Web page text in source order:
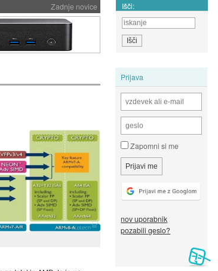
Zadnje novice Išči:
Prijava
Zapomni si me
nov uporabnik
pozabili geslo?